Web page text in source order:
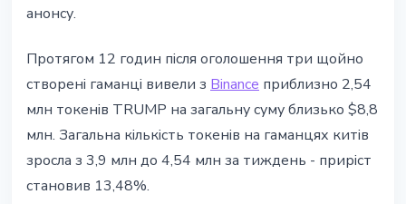
анонсу.
Протягом 12 годин після оголошення три щойно
створені гаманці вивели з Binance приблизно 2,54
млн токенів TRUMP на загальну суму близько $8,8
млн. Загальна кількість токенів на гаманцях китів
зросла з 3,9 млн до 4,54 млн за тиждень - приріст
становив 13,48%.